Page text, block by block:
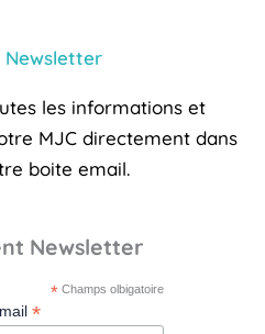
Newsletter
les informations et
MJC directement dans
boite email.
Newsletter
*Champs olbigatoire
*